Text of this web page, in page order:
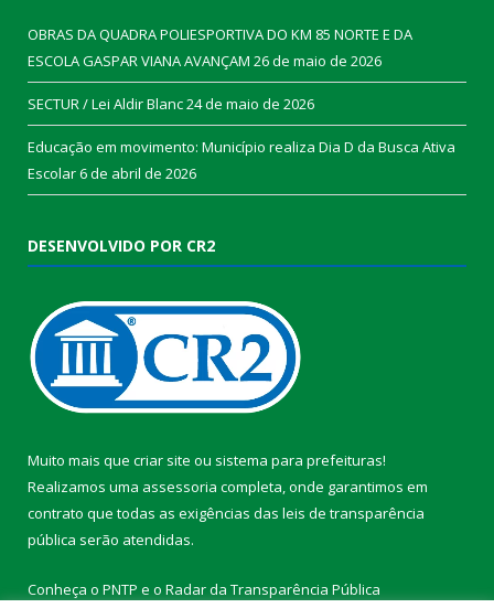
OBRAS DA QUADRA POLIESPORTIVA DO KM 85 NORTE E DA
ESCOLA GASPAR VIANA AVANÇAM 26 de maio de 2026
SECTUR / Lei Aldir Blanc24 de maio de 2026
Educação em movimento: Município realiza Dia D da Busca Ativa
Escolar6 de abril de 2026
DESENVOLVIDO POR CR2
Muito mais que criar site ou sistema para prefeituras!
Realizamos uma assessoria completa, onde garantimos em
contrato que todas as exigências das leis de transparência
pública serão atendidas.
Conheça o PNTP e o Radar da Transparência Pública